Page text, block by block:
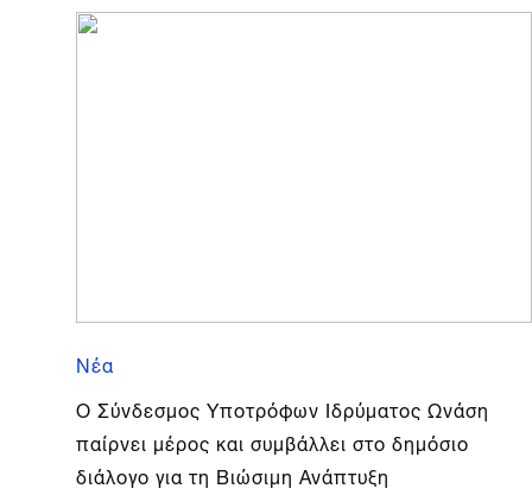
Νέα
Ο Σύνδεσμος Υποτρόφων Ιδρύματος Ωνάση
παίρνει μέρος και συμβάλλει στο δημόσιο
διάλογο για τη Βιώσιμη Ανάπτυξη